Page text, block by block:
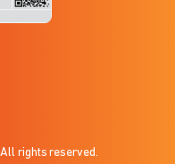
rights reserved.